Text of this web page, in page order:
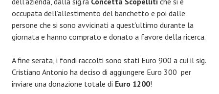
occupata dell’allestimento del banchetto e poi dalle
persone che si sono avvicinati a quest’ultimo durante la
giornata e hanno comprato e donato a favore della ricerca.
A fine serata, i fondi raccolti sono stati Euro 900 a cui il sig.
Cristiano Antonio ha deciso di aggiungere Euro 300 per
inviare una donazione totale di Euro 1200!